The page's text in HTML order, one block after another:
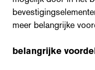
meer belangrijke
belangrijke